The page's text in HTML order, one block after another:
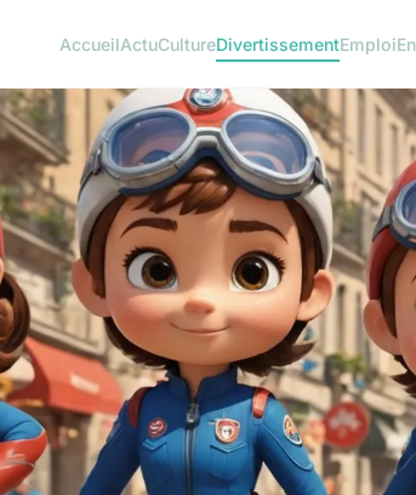
AccueilActuCultureDivertissementEmploi